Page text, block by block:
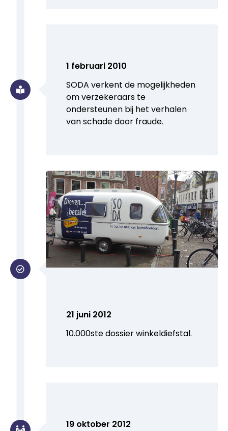
1 februari 2010
SODA verkent de mogelijkheden
om verzekeraars te
ondersteunen bij het verhalen
van schade door fraude.
21 juni 2012
10.000ste dossier winkeldiefstal.
19 oktober 2012